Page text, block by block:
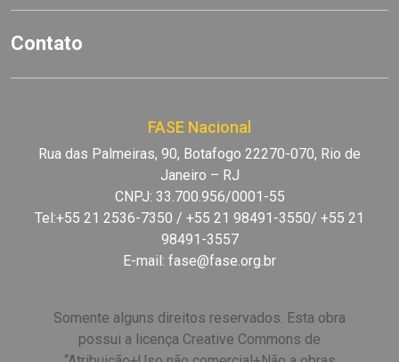
Contato
FASE Nacional
Rua das Palmeiras, 90, Botafogo 22270-070, Rio de
Janeiro – RJ
CNPJ: 33.700.956/0001-55
Tel:+55 21 2536-7350 / +55 21 98491-3550/ +55 21
98491-3557
E-mail: fase@fase.org.br
Somente alguns direitos reservados. Esta obra
possui a licença Creative Commons de